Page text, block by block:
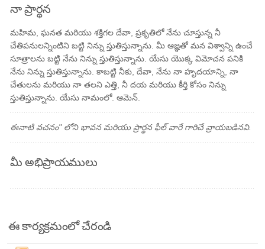
నా ప్రార్థన
మహిమ, ఘనత మరియు శక్తిగల దేవా, ప్రకృతిలో నేను చూస్తున్న నీ
చేతిపనులన్నింటిని బట్టి నిన్ను స్తుతిస్తున్నాను. మీ ఆజ్ఞతో మన విశ్వాన్ని ఉంచే
సూత్రాలను బట్టి నేను నిన్ను స్తుతిస్తున్నాను. యేసు యొక్క విమోచన పనికి
నేను నిన్ను స్తుతిస్తున్నాను. కాబట్టి నీకు, దేవా, నేను నా హృదయాన్ని, నా
చేతులను మరియు నా తలని ఎత్తి, నీ దయ మరియు కీర్తి కోసం నిన్ను
స్తుతిస్తున్నాను. యేసు నామంలో. ఆమెన్.
ఈనాటి వచనం" లోని భావన మరియు ప్రార్థన ఫీల్ వారే గారిచే వ్రాయబడినవి.
మీ అభిప్రాయములు
ఈ కార్యక్రమంలో చేరండి